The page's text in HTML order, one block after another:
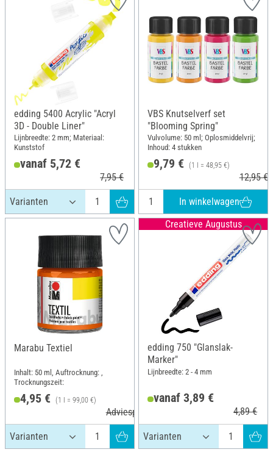
edding 5400 Acrylic "Acryl
3D - Double Liner"
Lijnbreedte: 2 mm; Materiaal:
Kunststof
vanaf 5,72 €
7,95 €
VBS Knutselverf set
"Blooming Spring"
Vulvolume: 50 ml; Oplosmiddelvrij;
Inhoud: 4 stukken
9,79 € (1 l = 48,95 €)
12,95 €
In winkelwagen
Marabu Textiel
Inhalt: 50 ml, Auftrocknung: ,
Trocknungszeit:
4,95 € (1 l = 99,00 €)
Adviesprijs 5,59 €
Creatieve Augustus
edding 750 "Glanslak-
Marker"
Lijnbreedte: 2 - 4 mm
vanaf 3,89 €
4,89 €